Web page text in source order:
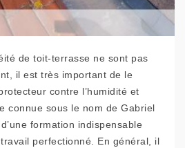
de toit-terrasse ne sont pas
il est très important de le
contre l’humidité et
connue sous le nom de Gabriel
formation indispensable
perfectionné. En général, il